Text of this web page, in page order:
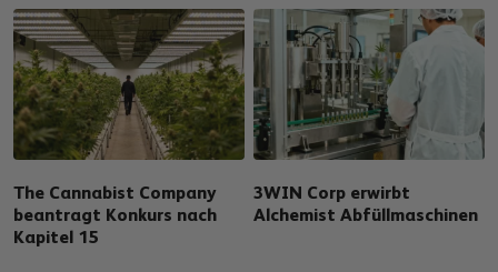
The Cannabist Company
beantragt Konkurs nach
Kapitel 15
3WIN Corp erwirbt
Alchemist Abfüllmaschinen